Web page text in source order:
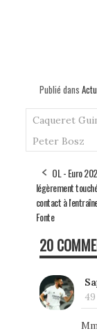
Publié dans
Caqueret
Peter Bosz
OL - Euro
légèrement
contact à
Fonte
20
49